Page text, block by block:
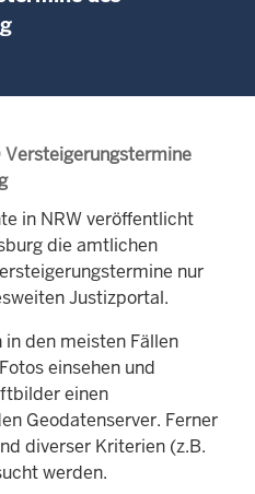
in NRW veröffentlicht
die amtlichen
nur
Justizportal.
den meisten Fällen
einsehen und
einen
Geodatenserver. Ferner
diverser Kriterien (z.B.
werden.